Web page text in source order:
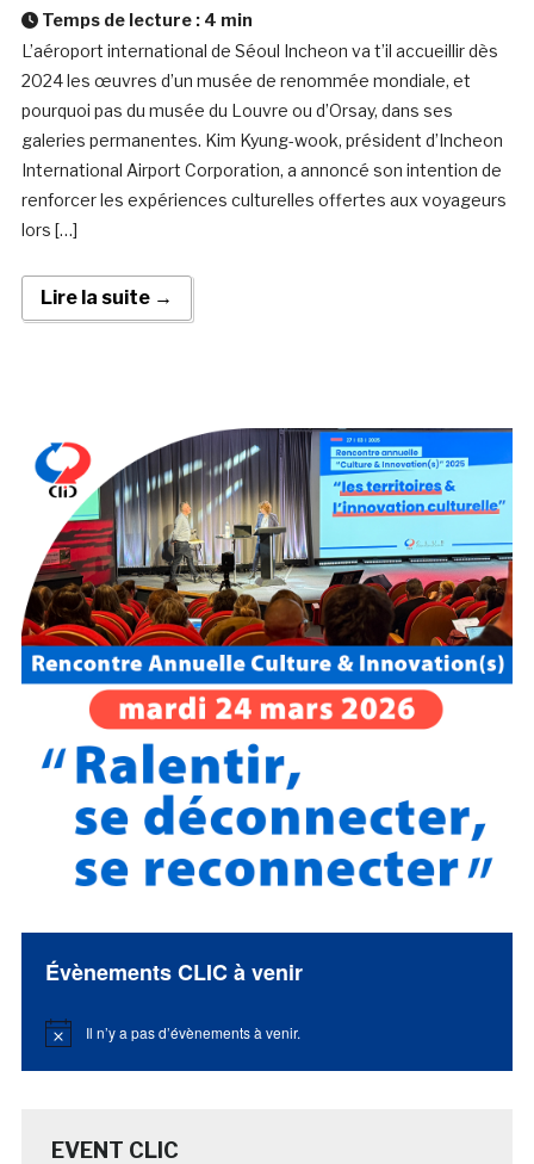
Temps de lecture : 4 min
L’aéroport international de Séoul Incheon va t’il accueillir dès
2024 les œuvres d’un musée de renommée mondiale, et
pourquoi pas du musée du Louvre ou d’Orsay, dans ses
galeries permanentes. Kim Kyung-wook, président d’Incheon
International Airport Corporation, a annoncé son intention de
renforcer les expériences culturelles offertes aux voyageurs
lors […]
Lire la suite →
Évènements CLIC à venir
Notice Il n’y a pas d’évènements à venir.
EVENT CLIC